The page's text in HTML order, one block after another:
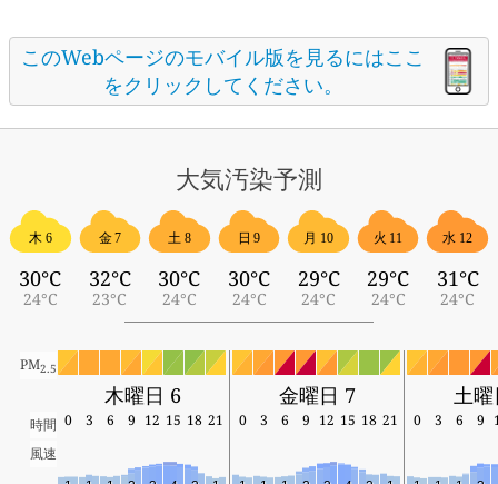
このWebページのモバイル版を見るにはここ
をクリックしてください。
大気汚染予測
木 6
30°C
24°C
金 7
32°C
23°C
土 8
30°C
24°C
日 9
30°C
24°C
月 10
29°C
24°C
火 11
29°C
24°C
水 12
31°C
24°C
PM2.5
木曜日 6 金曜日 7 土
時間 0 3 6 9 12 15 18 21 0 3 6 9 12 15 18 21 0 3 6 9
風速